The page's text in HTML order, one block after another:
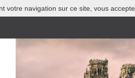
votre navigation sur ce site, vous